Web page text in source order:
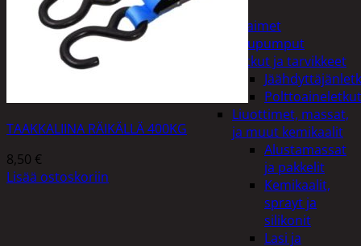
Avaimet
Imupumput
Letkut ja tarvikkeet
Polttoaineletkut
Liuottimet, massat,
ja muut kemikaalit
Alustamassat
ja pakkelit
Kemikaalit,
sprayt ja
silikonit
Lasi ja
TAAKKALIINA RÄIKÄLLÄ 400KG
8,50 €
Lisää ostoskoriin